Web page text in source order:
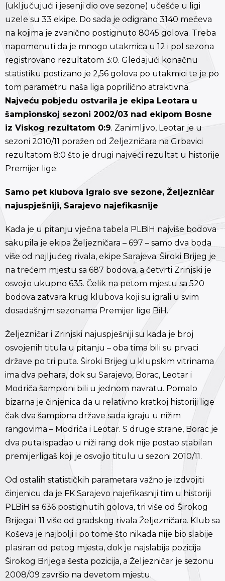
(uključujući i jesenji dio ove sezone) učešće u ligi
uzele su 33 ekipe. Do sada je odigrano 3140 mečeva
na kojima je zvanično postignuto 8045 golova. Treba
napomenuti da je mnogo utakmica u 12 i pol sezona
registrovano rezultatom 3:0. Gledajući konačnu
statistiku postizano je 2,56 golova po utakmici te je po
tom parametru naša liga poprilično atraktivna.
Najveću pobjedu ostvarila je ekipa Leotara u
šampionskoj sezoni 2002/03 nad ekipom Bosne
iz Viskog rezultatom 0:9. Zanimljivo, Leotar je u
sezoni 2010/11 poražen od Željezničara na Grbavici
rezultatom 8:0 što je drugi najveći rezultat u historije
Premijer lige.
Samo pet klubova igralo sve sezone, Željezničar
najuspješniji, Sarajevo najefikasnije
Kada je u pitanju vječna tabela PLBiH najviše bodova
sakupila je ekipa Željezničara – 697 – samo dva boda
više od najljućeg rivala, ekipe Sarajeva. Široki Brijeg je
na trećem mjestu sa 687 bodova, a četvrti Zrinjski je
osvojio ukupno 635. Čelik na petom mjestu sa 520
bodova zatvara krug klubova koji su igrali u svim
dosadašnjim sezonama Premijer lige BiH.
Željezničar i Zrinjski najuspješniji su kada je broj
osvojenih titula u pitanju – oba tima bili su prvaci
države po tri puta. Široki Brijeg u klupskim vitrinama
ima dva pehara, dok su Sarajevo, Borac, Leotar i
Modriča šampioni bili u jednom navratu. Pomalo
bizarna je činjenica da u relativno kratkoj historiji lige
čak dva šampiona države sada igraju u nižim
rangovima – Modriča i Leotar. S druge strane, Borac je
dva puta ispadao u niži rang dok nije postao stabilan
premijerligaš koji je osvojio titulu u sezoni 2010/11.
Od ostalih statističkih parametara važno je izdvojiti
činjenicu da je FK Sarajevo najefikasniji tim u historiji
PLBiH sa 636 postignutih golova, tri više od Širokog
Brijega i 11 više od gradskog rivala Željezničara. Klub sa
Koševa je najbolji i po tome što nikada nije bio slabije
plasiran od petog mjesta, dok je najslabija pozicija
Širokog Brijega šesta pozicija, a Željezničar je sezonu
2008/09 završio na devetom mjestu.